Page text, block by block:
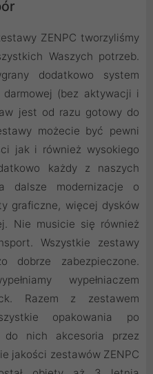
ZENPC tworzyliśmy
Waszych potrzeb.
dodatkowo system
(bez aktywacji i
jest od razu gotowy do
możecie być pewni
jak i również wysokiego
każdy z naszych
dalsze modernizacje o
graficzne, więcej dysków
Nie musicie się również
Wszystkie zestawy
dobrze zabezpieczone.
wypełniaczem
Razem z zestawem
opakowania po
do nich akcesoria przez
jakości zestawów ZENPC